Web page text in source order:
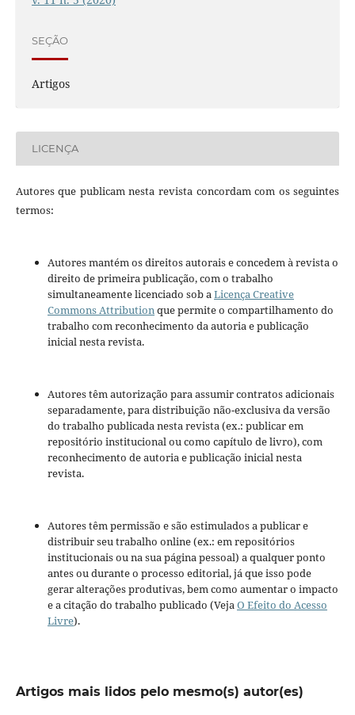
SEÇÃO
Artigos
LICENÇA
Autores que publicam nesta revista concordam com os seguintes
termos:
Autores mantém os direitos autorais e concedem à revista o
direito de primeira publicação, com o trabalho
simultaneamente licenciado sob aLicença Creative
Commons Attributionque permite o compartilhamento do
trabalho com reconhecimento da autoria e publicação
inicial nesta revista.
Autores têm autorização para assumir contratos adicionais
separadamente, para distribuição não-exclusiva da versão
do trabalho publicada nesta revista (ex.: publicar em
repositório institucional ou como capítulo de livro), com
reconhecimento de autoria e publicação inicial nesta
revista.
Autores têm permissão e são estimulados a publicar e
distribuir seu trabalho online (ex.: em repositórios
institucionais ou na sua página pessoal) a qualquer ponto
antes ou durante o processo editorial, já que isso pode
gerar alterações produtivas, bem como aumentar o impacto
e a citação do trabalho publicado (VejaO Efeito do Acesso
Livre).
Artigos mais lidos pelo mesmo(s) autor(es)